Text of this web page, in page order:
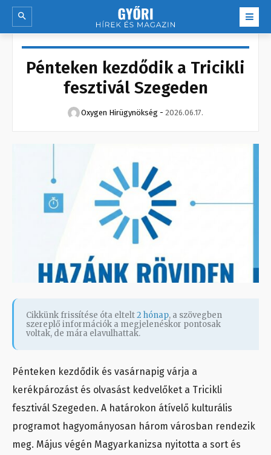
Pénteken kezdődik a Tricikli
fesztivál Szegeden
Oxygen Hirügynökség - 2026.06.17.
Cikkünk frissítése óta eltelt2 hónap, a szövegben
szereplő információk a megjelenéskor pontosak
voltak, de mára elavulhattak.
Pénteken kezdődik és vasárnapig várja a
kerékpározást és olvasást kedvelőket a Tricikli
fesztivál Szegeden. A határokon átívelő kulturális
programot hagyományosan három városban rendezik
meg. Május végén Magyarkanizsa nyitotta a sort és